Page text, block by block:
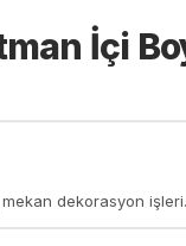
İçi
dekorasyon